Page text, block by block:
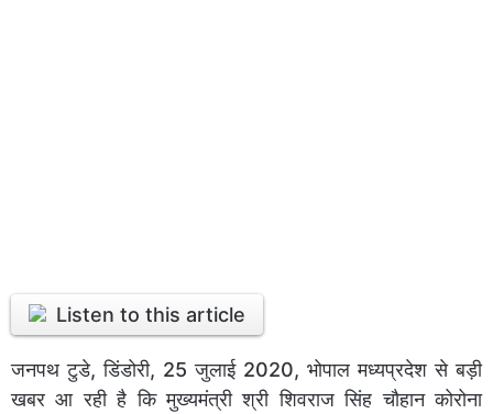
Listen to this article
जनपथ टुडे, डिंडोरी, 25 जुलाई 2020, भोपाल मध्यप्रदेश से बड़ी
खबर आ रही है कि मुख्यमंत्री श्री शिवराज सिंह चौहान कोरोना